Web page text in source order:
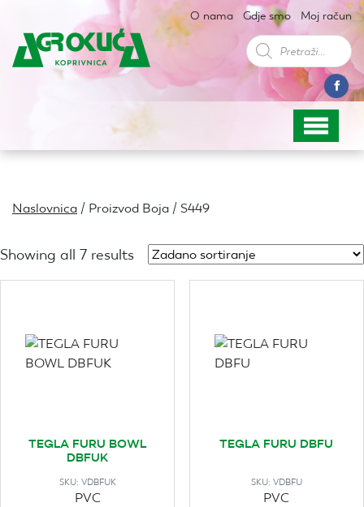
O nama Gdje smo Moj račun
Products
search
Naslovnica / Proizvod Boja / S449
Showing all 7 results
TEGLA FURU BOWL
DBFUK
SKU: VDBFUK
PVC
TEGLA FURU DBFU
SKU: VDBFU
PVC